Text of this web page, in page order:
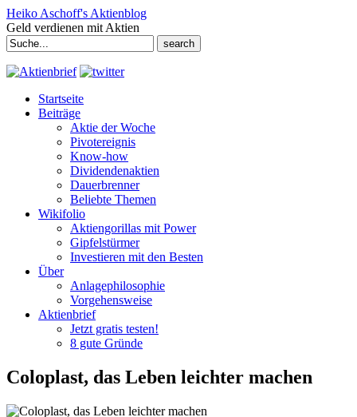
Heiko Aschoff's Aktienblog
Geld verdienen mit Aktien
Search
for:
Startseite
Beiträge
Aktie der Woche
Pivotereignis
Know-how
Dividendenaktien
Dauerbrenner
Beliebte Themen
Wikifolio
Aktiengorillas mit Power
Gipfelstürmer
Investieren mit den Besten
Über
Anlagephilosophie
Vorgehensweise
Aktienbrief
Jetzt gratis testen!
8 gute Gründe
Coloplast, das Leben leichter machen